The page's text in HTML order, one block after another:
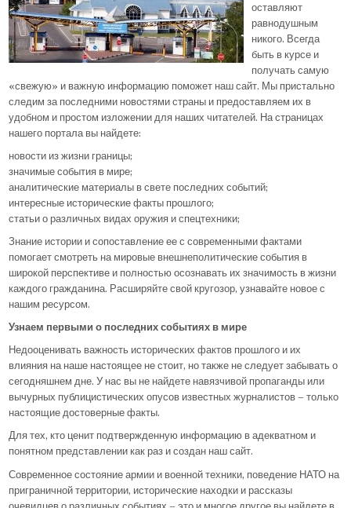
оставляют
равнодушным
никого. Всегда
быть в курсе и
получать самую
«свежую» и важную информацию поможет наш сайт. Мы пристально
следим за последними новостями страны и предоставляем их в
удобном и простом изложении для наших читателей. На страницах
нашего портала вы найдете:
новости из жизни границы;
значимые события в мире;
аналитические материалы в свете последних событий;
интересные исторические факты прошлого;
статьи о различных видах оружия и спецтехники;
Знание истории и сопоставление ее с современными фактами
помогает смотреть на мировые внешнеполитические события в
широкой перспективе и полностью осознавать их значимость в жизни
каждого гражданина. Расширяйте свой кругозор, узнавайте новое с
нашим ресурсом.
Узнаем первыми о последних событиях в мире
Недооценивать важность исторических фактов прошлого и их
влияния на наше настоящее не стоит, но также не следует забывать о
сегодняшнем дне. У нас вы не найдете навязчивой пропаганды или
вычурных публицистических опусов известных журналистов – только
настоящие достоверные факты.
Для тех, кто ценит подтвержденную информацию в адекватном и
понятном представлении как раз и создан наш сайт.
Современное состояние армии и военной техники, поведение НАТО на
приграничной территории, исторические находки и рассказы